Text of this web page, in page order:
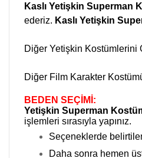
Kaslı Yetişkin Superman
ederiz. Kaslı Yetişkin
Diğer Yetişkin Kostümlerini
Diğer Film Karakter
BEDEN SEÇİMİ:
Yetişkin Superman
işlemleri sırasıyla yapınız.
Seçeneklerde
Daha sonra hemen